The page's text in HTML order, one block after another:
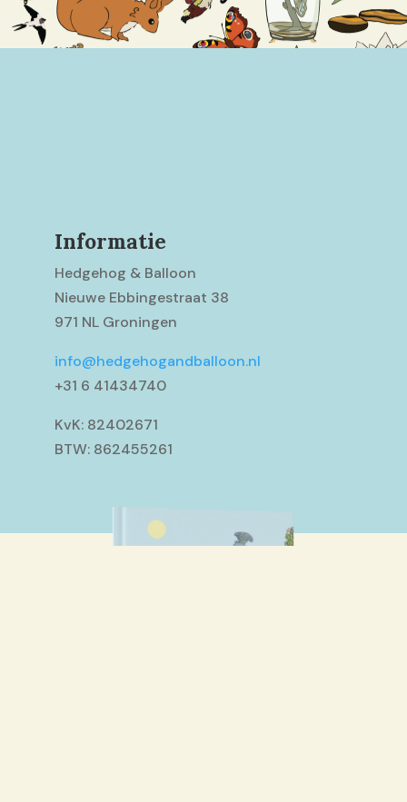
Informatie
Hedgehog & Balloon
Nieuwe Ebbingestraat 38
971 NL Groningen
info@hedgehogandballoon.nl
+31 6 41434740
KvK: 82402671
BTW: 862455261